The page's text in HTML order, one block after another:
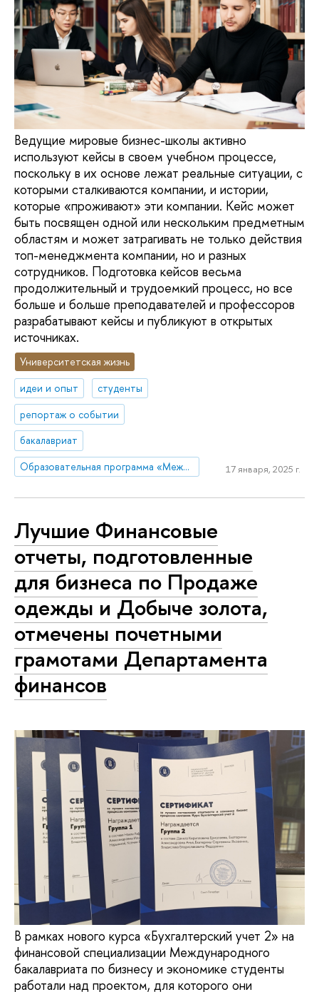
Ведущие мировые бизнес-школы активно
используют кейсы в своем учебном процессе,
поскольку в их основе лежат реальные ситуации, с
которыми сталкиваются компании, и истории,
которые «проживают» эти компании. Кейс может
быть посвящен одной или нескольким предметным
областям и может затрагивать не только действия
топ-менеджмента компании, но и разных
сотрудников. Подготовка кейсов весьма
продолжительный и трудоемкий процесс, но все
больше и больше преподавателей и профессоров
разрабатывают кейсы и публикуют в открытых
источниках.
Университетская жизнь
идеи и опыт
студенты
репортаж о событии
бакалавриат
Образовательная программа «Международная программа по бизнесу и экономике»
17 января, 2025 г.
Лучшие Финансовые
отчеты, подготовленные
для бизнеса по Продаже
одежды и Добыче золота,
отмечены почетными
грамотами Департамента
финансов
В рамках нового курса «Бухгалтерский учет 2» на
финансовой специализации Международного
бакалавриата по бизнесу и экономике студенты
работали над проектом, для которого они